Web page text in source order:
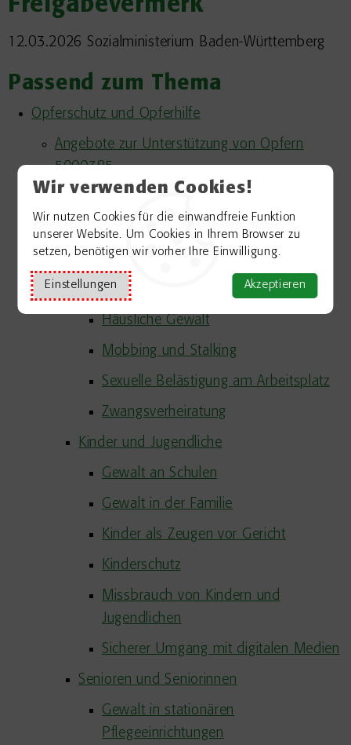
Wir verwenden Cookies!
Wir nutzen Cookies für die einwandfreie Funktion
unserer Website. Um Cookies in Ihrem Browser zu
setzen, benötigen wir vorher Ihre Einwilligung.
Einstellungen Akzeptieren
Freigabevermerk
12.03.2026 Sozialministerium Baden-Württemberg
Passend zum Thema
Opferschutz und Opferhilfe
Angebote zur Unterstützung von Opfern
5000385
Frauen
Menschenhandel
Weibliche Genitalverstümmelung
Hilfe für Gewaltopfer
Häusliche Gewalt
Mobbing und Stalking
Sexuelle Belästigung am Arbeitsplatz
Zwangsverheiratung
Kinder und Jugendliche
Gewalt an Schulen
Gewalt in der Familie
Kinder als Zeugen vor Gericht
Kinderschutz
Missbrauch von Kindern und
Jugendlichen
Sicherer Umgang mit digitalen Medien
Senioren und Seniorinnen
Gewalt in stationären
Pflegeeinrichtungen